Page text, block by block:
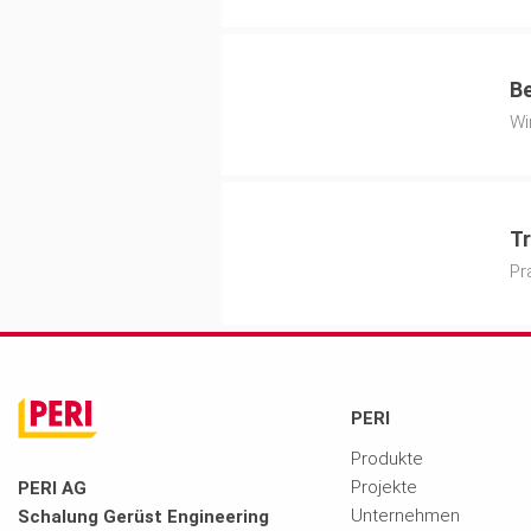
PERI AG
Schalung Gerüst Engineering
PERI
Produkte
Projekte
Unternehmen